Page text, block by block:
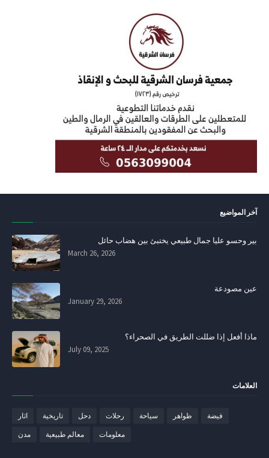
آخر المواضيع
بير وحسو عليا جمال طبيعي يختبئ بين هضاب حائل
March 26, 2026
عين مصودعة
January 29, 2026
ماذا أفعل إذا ضللت الطريق في الصحراء؟
July 09, 2025
العلامات
اثار تاريخية دحل رحلات سياحة ظواهر فيضة
مدن معالم طبيعية معلومات